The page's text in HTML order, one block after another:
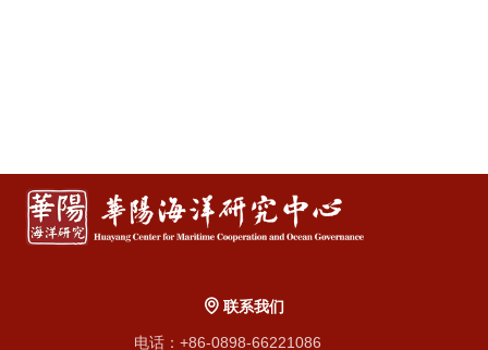
联系我们
电话：+86-0898-66221086